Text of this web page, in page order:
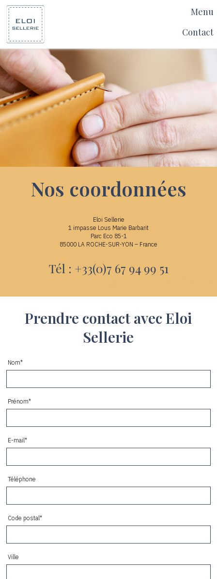
Menu
Contact
Nos coordonnées
Eloi Sellerie
1 impasse Lous Marie Barbarit
Parc Eco 85-1
85000 LA ROCHE-SUR-YON – France
Tél : +33(0)7 67 94 99 51
Prendre contact avec Eloi
Sellerie
Nom*
Prénom*
E-mail*
Téléphone
Code postal*
Ville